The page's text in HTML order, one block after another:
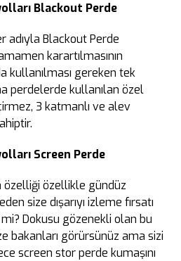
Blackout Perde
adıyla Blackout Perde
karartılmasının
kullanılması gereken tek
perdelerde kullanılan özel
3 katmanlı ve alev
Screen Perde
özelliği özellikle gündüz
size dışarıyı izleme fırsatı
Dokusu gözenekli olan bu
bakanları görürsünüz ama sizi
screen stor perde kumaşını